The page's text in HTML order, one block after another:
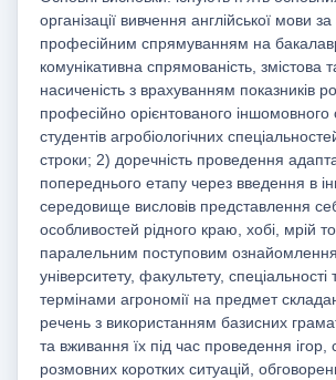
організації вивчення англійської мови
професійним спрямуванням на
комунікативна спрямованість, змістова
насиченість з врахуванням показників
професійно орієнтованого іншомовного
студентів агробіологічних
строки; 2) доречність проведення
попереднього етапу через введення в
середовище висловів представлення
особливостей рідного краю, хобі, мрій
паралельним поступовим
університету, факультету,
термінами агрономії на предмет
речень з використанням базисних
та вживання їх під час проведення ігор,
розмовних коротких ситуацій,